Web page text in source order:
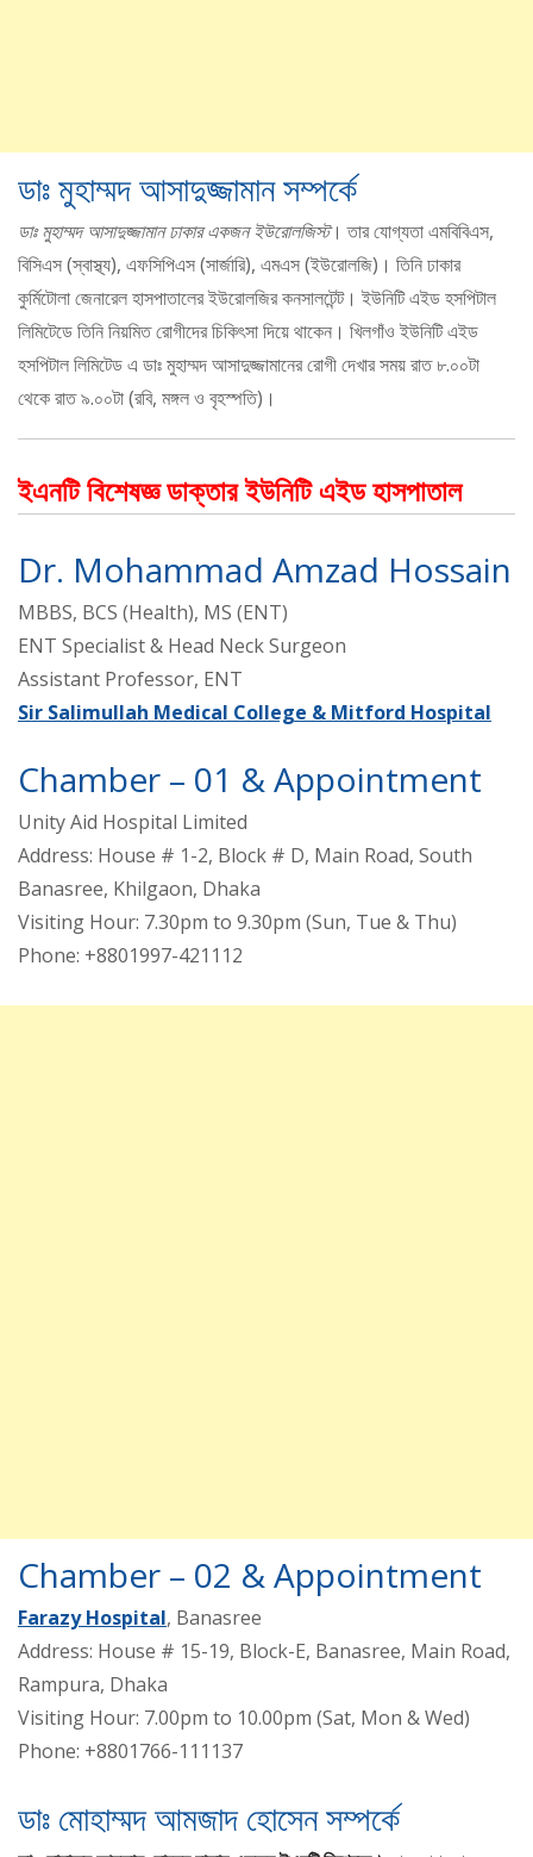
ডাঃ মুহাম্মদ আসাদুজ্জামান সম্পর্কে
ডাঃ মুহাম্মদ আসাদুজ্জামান ঢাকার একজন ইউরোলজিস্ট। তার যোগ্যতা এমবিবিএস,
বিসিএস (স্বাস্থ্য), এফসিপিএস (সার্জারি), এমএস (ইউরোলজি)। তিনি ঢাকার
কুর্মিটোলা জেনারেল হাসপাতালের ইউরোলজির কনসালটেন্ট। ইউনিটি এইড হসপিটাল
লিমিটেডে তিনি নিয়মিত রোগীদের চিকিৎসা দিয়ে থাকেন। খিলগাঁও ইউনিটি এইড
হসপিটাল লিমিটেড এ ডাঃ মুহাম্মদ আসাদুজ্জামানের রোগী দেখার সময় রাত ৮.০০টা
থেকে রাত ৯.০০টা (রবি, মঙ্গল ও বৃহস্পতি)।
ইএনটি বিশেষজ্ঞ ডাক্তার ইউনিটি এইড হাসপাতাল
Dr. Mohammad Amzad Hossain
MBBS, BCS (Health), MS (ENT)
ENT Specialist & Head Neck Surgeon
Assistant Professor, ENT
Sir Salimullah Medical College & Mitford Hospital
Chamber – 01 & Appointment
Unity Aid Hospital Limited
Address: House # 1-2, Block # D, Main Road, South
Banasree, Khilgaon, Dhaka
Visiting Hour: 7.30pm to 9.30pm (Sun, Tue & Thu)
Phone: +8801997-421112
Chamber – 02 & Appointment
Farazy Hospital, Banasree
Address: House # 15-19, Block-E, Banasree, Main Road,
Rampura, Dhaka
Visiting Hour: 7.00pm to 10.00pm (Sat, Mon & Wed)
Phone: +8801766-111137
ডাঃ মোহাম্মদ আমজাদ হোসেন সম্পর্কে